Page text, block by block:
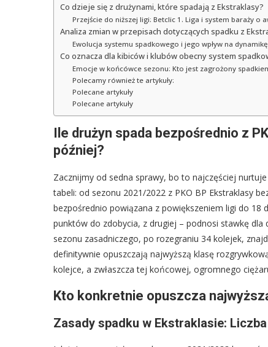
Co dzieje się z drużynami, które spadają z Ekstraklasy?
Przejście do niższej ligi: Betclic 1. Liga i system baraży o
Analiza zmian w przepisach dotyczących spadku z
Ewolucja systemu spadkowego i jego wpływ na
Co oznacza dla kibiców i klubów obecny system
Emocje w końcówce sezonu: Kto jest zagrożony
Polecamy również te artykuły:
Polecane artykuły
Polecane artykuły
Ile drużyn spada bezpośrednio z
później?
Zacznijmy od sedna sprawy, bo to najczęściej
tabeli: od sezonu 2021/2022 z PKO BP Ekstraklasy
bezpośrednio powiązana z powiększeniem ligi do
punktów do zdobycia, z drugiej – podnosi stawkę dla
sezonu zasadniczego, po rozegraniu 34 kolejek,
definitywnie opuszczają najwyższą klasę
kolejce, a zwłaszcza tej końcowej, ogromnego
Kto konkretnie opuszcza
Zasady spadku w Ekstraklasie: